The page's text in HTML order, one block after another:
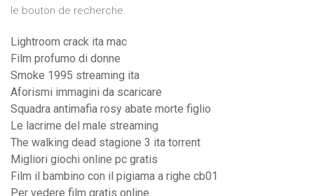
le bouton de recherche.
Lightroom crack ita mac
Film profumo di donne
Smoke 1995 streaming ita
Aforismi immagini da scaricare
Squadra antimafia rosy abate morte figlio
Le lacrime del male streaming
The walking dead stagione 3 ita torrent
Migliori giochi online pc gratis
Film il bambino con il pigiama a righe cb01
Per vedere film gratis online